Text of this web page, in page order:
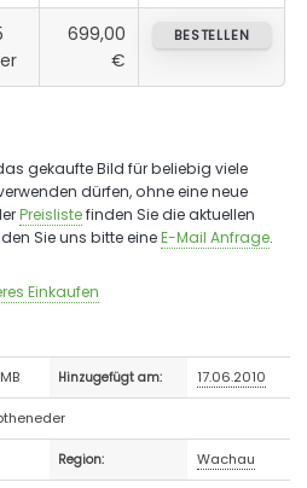
699,00
€
BESTELLEN
gekaufte Bild für beliebig viele
dürfen, ohne eine neue
Preislistefinden Sie die aktuellen
Sie uns bitte eineE-Mail Anfrage.
Einkaufen
Hinzugefügt am: 17.06.2010
Region: Wachau